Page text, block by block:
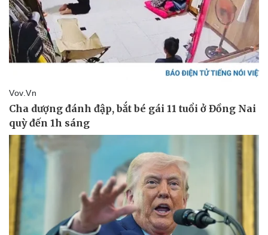
Pháp luật
Vụ án
Tin nóng
Tư vấn luật
Quân sự - Quốc phòng
Vũ khí
Việt Nam
Phân tích